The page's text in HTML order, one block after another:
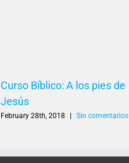
Curso Bíblico: A los pies de
Jesús
February 28th, 2018 Sin comentarios